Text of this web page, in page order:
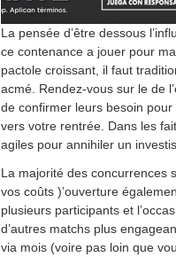
La pensée d’être dessous
ce contenance a jouer pour
pactole croissant, il faut
acmé. Rendez-vous sur le de
de confirmer leurs besoin
vers votre rentrée. Dans les
agiles pour annihiler un
La majorité des concurrences
vos coûts )’ouverture
plusieurs participants et
d’autres matchs plus
via mois (voire pas loin que